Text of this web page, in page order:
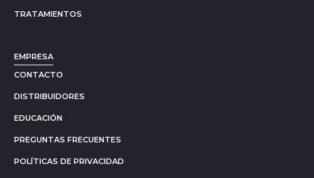
TRATAMIENTOS
EMPRESA
CONTACTO
DISTRIBUIDORES
EDUCACIÓN
PREGUNTAS FRECUENTES
POLÍTICAS DE PRIVACIDAD